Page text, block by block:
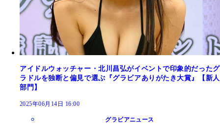
アイドルウォッチャー・北川昌弘がイベントで印象的だったグ
ラドルを独断と偏見で選ぶ『グラビアありがたき大賞』【新人
部門】
2025年06月14日 16:00
グラビアニュース